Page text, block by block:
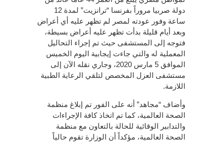
دولة صربيا مروراً بفرنسا “ترانزيت” لمدة 12
ساعة وفور عودته لمصر لم تظهر عليه أي أعراض
وبعد أيام قليلة بدأت تظهر عليه أعراض بسيطة،
فتوجه إلى المستشفى حيث تم إجراء التحاليل
المعملية له والتي جاءت إيجابية اليوم الخميس
الموافق 5 مارس 2020، وجاري نقله الآن إلى
مستشفى العزل المخصص لتلقي الرعاية الطبية
اللازمة.
وأضاف “مجاهد” أنه على الفور تم إبلاغ منظمة
الصحة العالمية، كما تم اتخاذ كافة الإجراءات
والتدابير الوقائية للحالة بالتعاون مع منظمة
الصحة العالمية، مؤكداً أن الوزارة تقوم حالياً